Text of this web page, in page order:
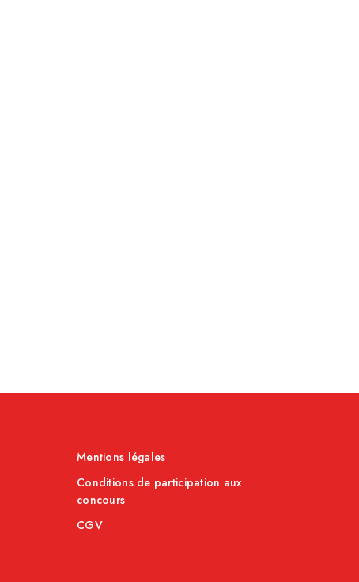
Mentions légales
Conditions de participation aux
concours
CGV